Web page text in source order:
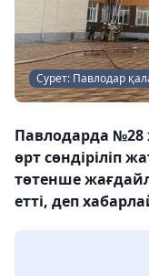
Сурет: Павлодар
Павлодарда №28
өрт сөндіріліп
төтенше
етті, деп